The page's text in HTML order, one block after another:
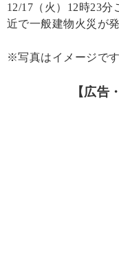
12/17（火）12時23
近で一般建物火災が
※写真はイメージです
【広告